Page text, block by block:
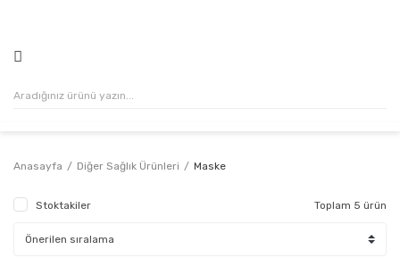
Anasayfa Diğer Sağlık Ürünleri Maske
Stoktakiler Toplam 5 ürün